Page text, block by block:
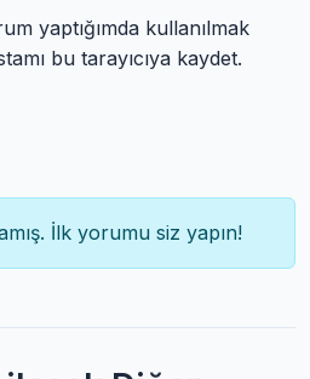
yaptığımda kullanılmak
bu tarayıcıya kaydet.
İlk yorumu siz yapın!